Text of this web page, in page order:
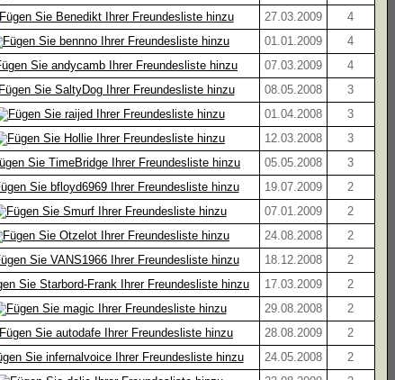
27.03.2009
4
01.01.2009
4
07.03.2009
4
08.05.2008
3
01.04.2008
3
12.03.2008
3
05.05.2008
3
19.07.2009
2
07.01.2009
2
24.08.2008
2
18.12.2008
2
17.03.2009
2
29.08.2008
2
28.08.2009
2
24.05.2008
2